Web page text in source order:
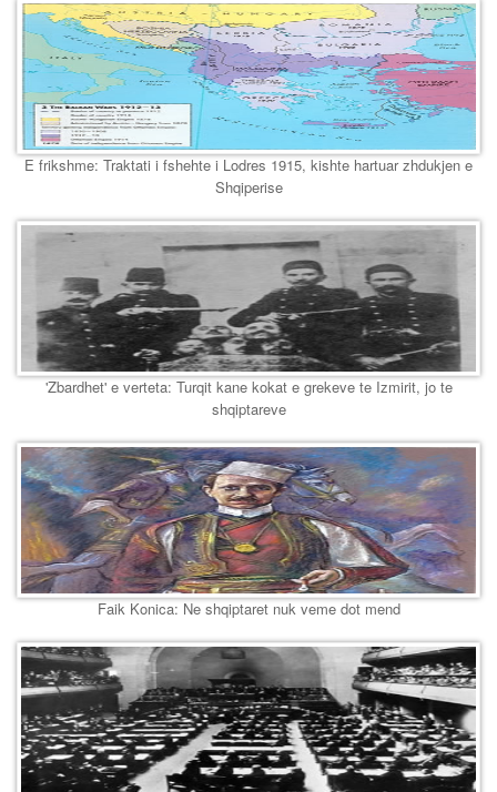
E frikshme: Traktati i fshehte i Lodres 1915, kishte hartuar zhdukjen e
Shqiperise
'Zbardhet' e verteta: Turqit kane kokat e grekeve te Izmirit, jo te
shqiptareve
Faik Konica: Ne shqiptaret nuk veme dot mend